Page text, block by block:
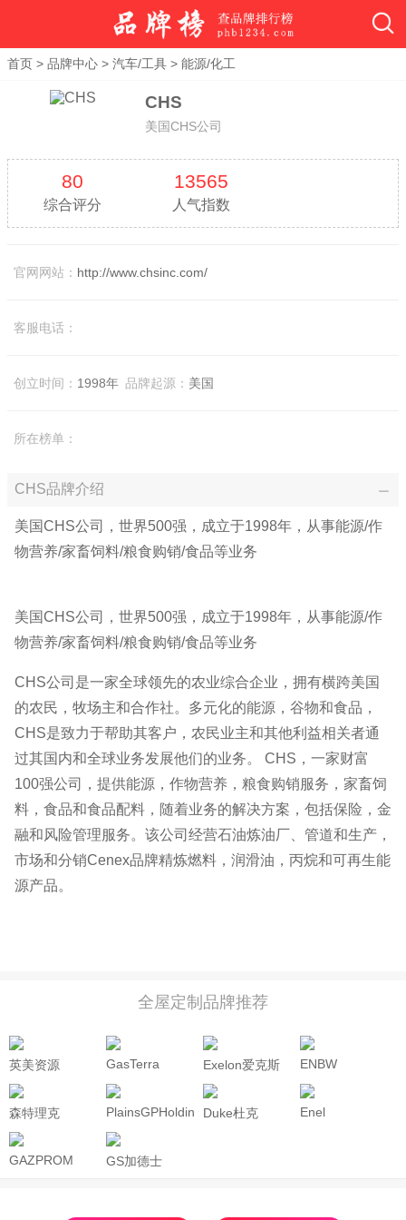
首页 > 品牌中心 > 汽车/工具 > 能源/化工
CHS
美国CHS公司
80
综合评分
13565
人气指数
官网网站： http://www.chsinc.com/
客服电话：
创立时间： 1998年 品牌起源： 美国
所在榜单：
CHS品牌介绍
美国CHS公司，世界500强，成立于1998年，从事能源/作
物营养/家畜饲料/粮食购销/食品等业务
美国CHS公司，世界500强，成立于1998年，从事能源/作
物营养/家畜饲料/粮食购销/食品等业务
CHS公司是一家全球领先的农业综合企业，拥有横跨美国
的农民，牧场主和合作社。多元化的能源，谷物和食品，
CHS是致力于帮助其客户，农民业主和其他利益相关者通
过其国内和全球业务发展他们的业务。 CHS，一家财富
100强公司，提供能源，作物营养，粮食购销服务，家畜饲
料，食品和食品配料，随着业务的解决方案，包括保险，金
融和风险管理服务。该公司经营石油炼油厂、管道和生产，
市场和分销Cenex品牌精炼燃料，润滑油，丙烷和可再生能
源产品。
全屋定制品牌推荐
英美资源
GasTerra
Exelon爱克斯
龙
ENBW
森特理克
PlainsGPHoldingsDuke杜克 Enel
GAZPROM GS加德士